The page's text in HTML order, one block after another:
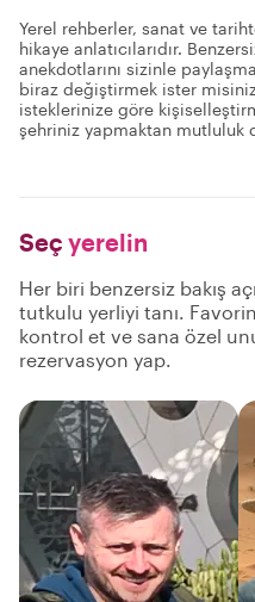
Yerel rehberler, sanat ve
hikaye anlatıcılarıdır.
anekdotlarını sizinle
biraz değiştirmek ister
isteklerinize göre
şehriniz yapmaktan mutluluk
Seç yerelin
Her biri benzersiz bakış
tutkulu yerliyi tanı.
kontrol et ve sana özel
rezervasyon yap.